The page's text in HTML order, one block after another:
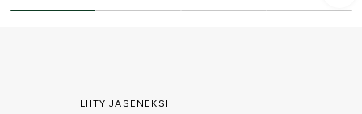
kuten puhelintaskut ja vahvikkeet kulutukselle alttiissa kohdissa.
LIITY JÄSENEKSI